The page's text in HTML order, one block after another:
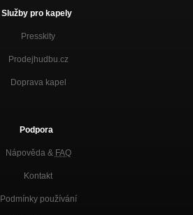
Služby pro kapely
Presskity
Prodejhudbu.cz
Doprava kapel
Podpora
Nápověda & FAQ
Kontakt
Podmínky používání